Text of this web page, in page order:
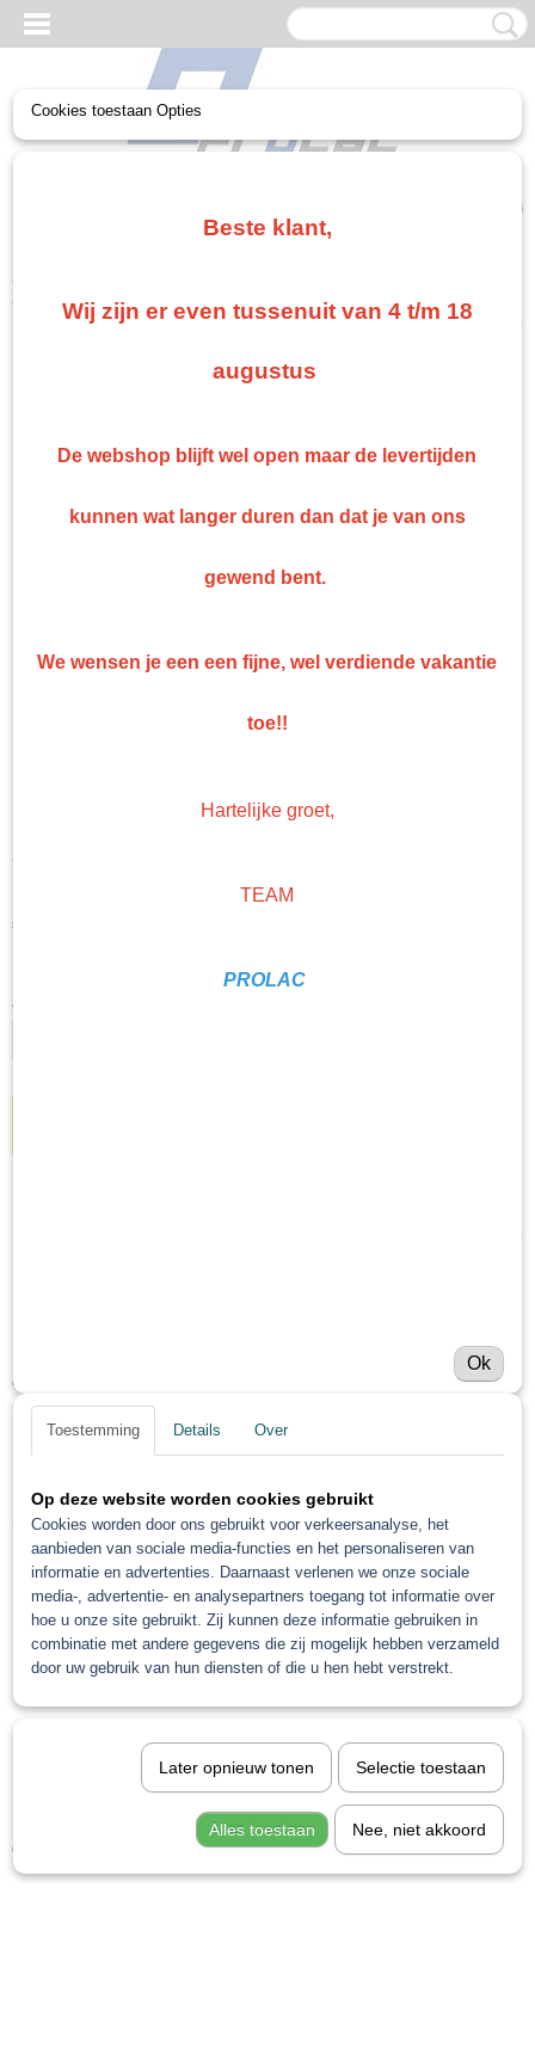
(0)
Home
Liter
PPG Envirobase Mengkleur
€ 61,84
Aantal
441 0,5 Liter
Save
Ook interessant
PPG Envirobase Mengkleur T 409 2 Liter
€ 223,77
Cookies toestaan Opties
Beste klant,
Wij zijn er even tussenuit van 4 t/m 18
augustus
De webshop blijft wel open maar de levertijden
kunnen wat langer duren dan dat je van ons
gewend bent.
We wensen je een een fijne, wel verdiende vakantie
toe!!
Hartelijke groet,
TEAM
PROLAC
Ok
Toestemming Details Over
Op deze website worden cookies gebruikt
Cookies worden door ons gebruikt voor verkeersanalyse, het
aanbieden van sociale media-functies en het personaliseren van
informatie en advertenties. Daarnaast verlenen we onze sociale
media-, advertentie- en analysepartners toegang tot informatie over
hoe u onze site gebruikt. Zij kunnen deze informatie gebruiken in
combinatie met andere gegevens die zij mogelijk hebben verzameld
door uw gebruik van hun diensten of die u hen hebt verstrekt.
Later opnieuw tonen Selectie toestaan
Alles toestaan Nee, niet akkoord